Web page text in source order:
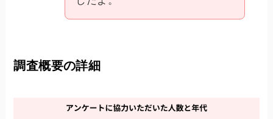
調査概要の詳細